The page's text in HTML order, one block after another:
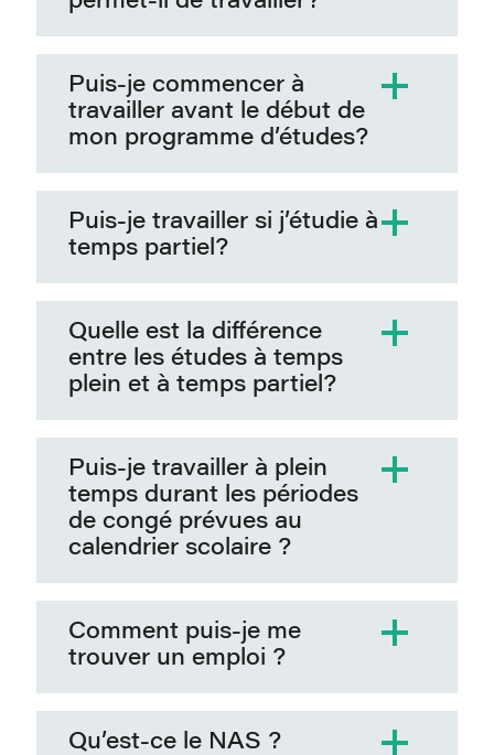
Puis-je commencer à
travailler avant le début de
mon programme d’études?
Puis-je travailler si j’étudie à
temps partiel?
Quelle est la différence
entre les études à temps
plein et à temps partiel?
Puis-je travailler à plein
temps durant les périodes
de congé prévues au
calendrier scolaire ?
Comment puis-je me
trouver un emploi ?
Qu’est-ce le NAS ?